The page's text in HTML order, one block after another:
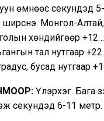
өмнөөс секундэд
Монгол-
хөндийгөөр
тал нутгаар
бусад нутгаар
Үүлэрхэг. Бага
секундэд 6-11 метр.